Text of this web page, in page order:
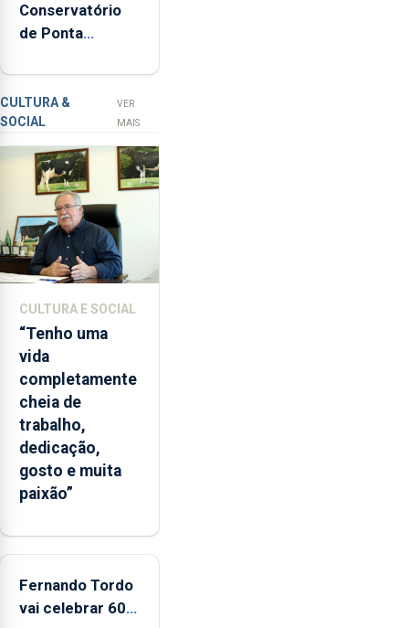
inspeções
relacionadas
a
apanha
ilegal
de
lapas
entre
2022
e
2026.
A
ilha
das
Flores
apresenta
um
“decréscimo
significativo”
da
CPUE
entre
e
Conservatório
de Ponta
contar com
novos
instrumentos
CULTURA &
SOCIAL
VER
MAIS
CULTURA E SOCIAL
“Tenho uma
vida
completamente
cheia de
trabalho,
dedicação,
gosto e muita
paixão”
Fernando Tordo
vai celebrar 60